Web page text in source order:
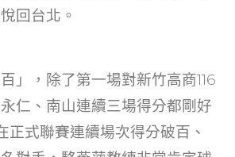
回台北。
」，除了第一場對新竹高商116
仁、南山連續三場得分都剛好
正式聯賽連續場次得分破百、